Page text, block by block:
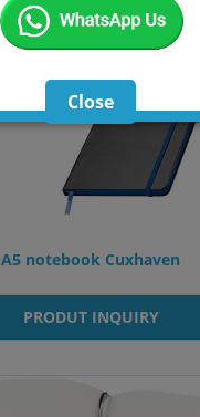
A5 notebook Cuxhaven
PRODUT INQUIRY
Close